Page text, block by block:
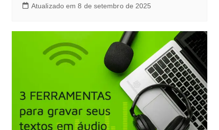
Atualizado em 8 de setembro de 2025